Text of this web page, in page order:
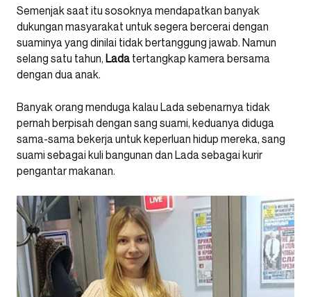
Semenjak saat itu sosoknya mendapatkan banyak
dukungan masyarakat untuk segera bercerai dengan
suaminya yang dinilai tidak bertanggung jawab. Namun
selang satu tahun, Lada tertangkap kamera bersama
dengan dua anak.
Banyak orang menduga kalau Lada sebenarnya tidak
pernah berpisah dengan sang suami, keduanya diduga
sama-sama bekerja untuk keperluan hidup mereka, sang
suami sebagai kuli bangunan dan Lada sebagai kurir
pengantar makanan.